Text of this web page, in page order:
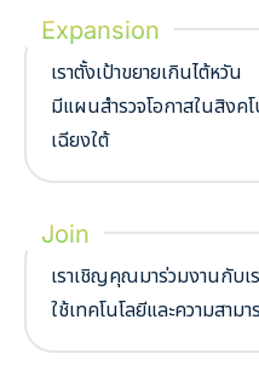
Expansion
เราตั้งเป้าขยายเกินไต้หวัน
มีแผนสำรวจโอกาสในสิงค
เฉียงใต้
Join
เราเชิญคุณมาร่วมงานกับเ
ใช้เทคโนโลยีและความสา